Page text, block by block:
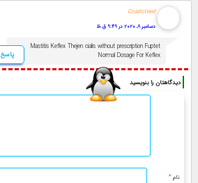
Coadoteed
دسامبر 8, 2020 در 9:49 ق.ظ
Mastitis Keflex Thejen cialis without prescription Fuptet
Normal Dosage For Keflex
پاسخ
دیدگاهتان را بنویسید
نام*